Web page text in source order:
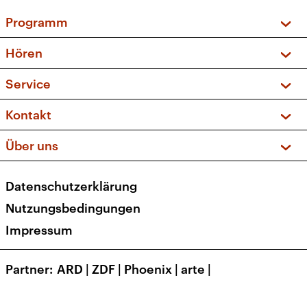
Programm
Sendungen und Podcasts
Musikliste
Kakadu – Das Kinderprogramm
Hören
Frequenzen (UKW + DAB+)
Service
FAQ
Apps
Newsletter
Veranstaltungen
Kontakt
Social Media
Über uns
Presse
Karriere
Transparenz
Datenschutzerklärung
Nutzungsbedingungen
Impressum
Partner ARD | ZDF | Phoenix | arte |